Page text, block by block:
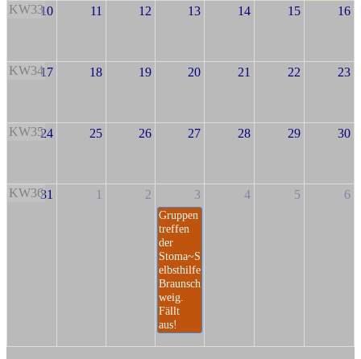
KW3310 11 12 13 14 15 16
KW3417 18 19 20 21 22 23
KW3524 25 26 27 28 29 30
KW3631 1 2 3
Gruppen
treffen
der
Stoma~S
elbsthilfe
Braunsch
weig.
Fällt
aus!
4 5 6